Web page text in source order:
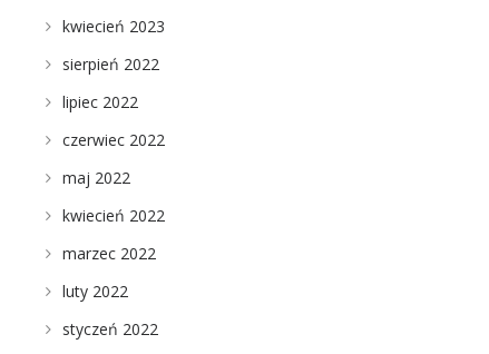
kwiecień 2023
sierpień 2022
lipiec 2022
czerwiec 2022
maj 2022
kwiecień 2022
marzec 2022
luty 2022
styczeń 2022